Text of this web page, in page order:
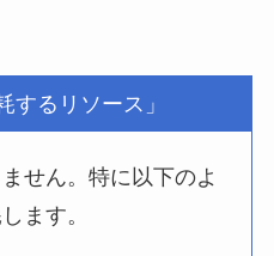
するリソース」
せん。特に以下のよ
ます。